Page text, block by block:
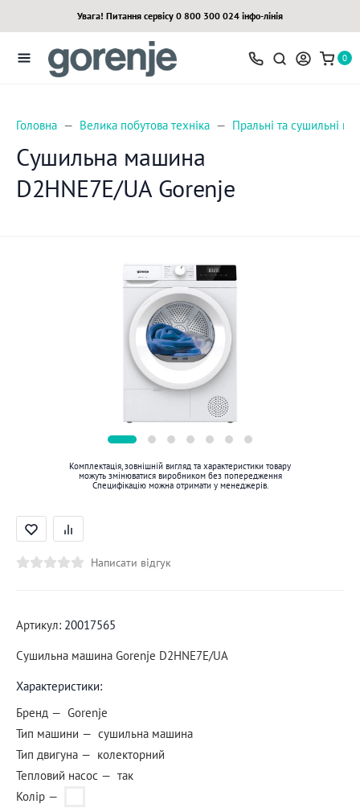
Увага! Питання сервісу 0 800 300 024 інфо-лінія
0
Головна Велика побутова техніка Пральні та сушильні
Сушильна машина
D2HNE7E/UA Gorenje
Комплектація, зовнішній вигляд та характеристики товару
можуть змінюватися виробником без попередження
Специфікацію можна отримати у менеджерів.
Написати відгук
Артикул: 20017565
Сушильна машина Gorenje D2HNE7E/UA
Характеристики:
Бренд
Gorenje
Тип машини
сушильна машина
Тип двигуна
колекторний
Тепловий насос
так
Колір